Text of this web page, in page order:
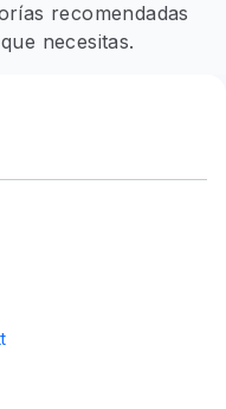
recomendadas
necesitas.